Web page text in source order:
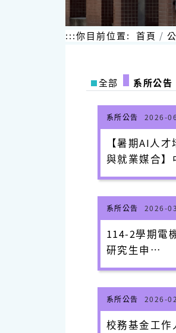
:::你目前位置: 首頁
全部 系所公告
系所公告 2026-
【暑期AI人
與就業媒合】
畢業或待業青
戰養成班」招
系所公告 2026-
114-2學期電
研究生申
請-115/5/14(
系所公告 2026-
校務基金工作